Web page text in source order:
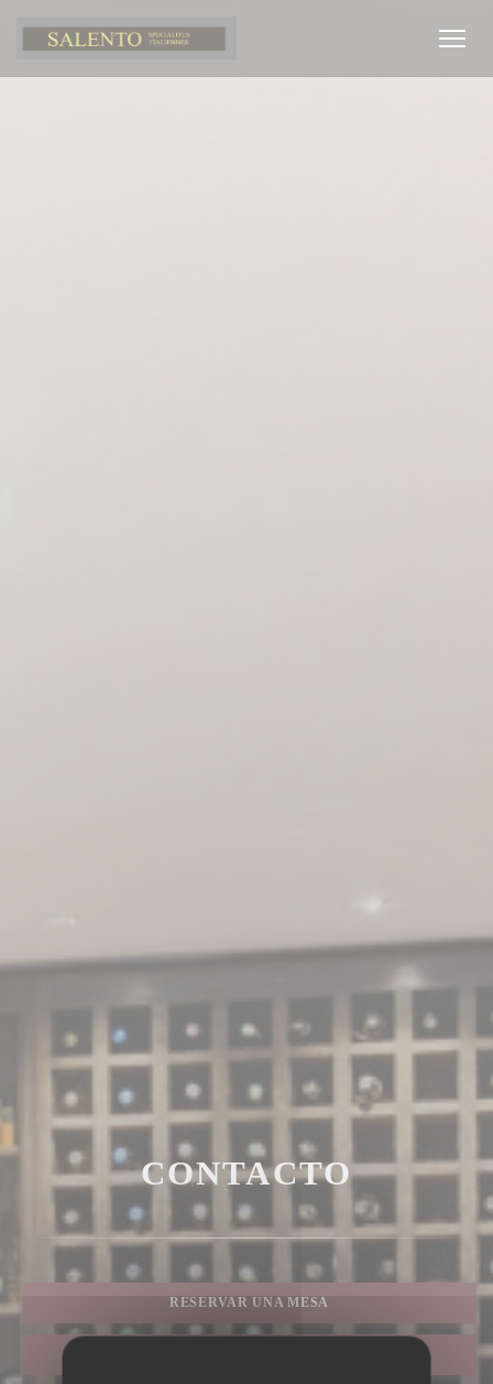
CONTACTO
RESERVAR UNA MESA